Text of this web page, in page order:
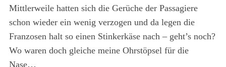
Mittlerweile hatten sich die Gerüche der Passagiere
schon wieder ein wenig verzogen und da legen die
Franzosen halt so einen Stinkerkäse nach – geht’s noch?
Wo waren doch gleiche meine Ohrstöpsel für die
Nase…